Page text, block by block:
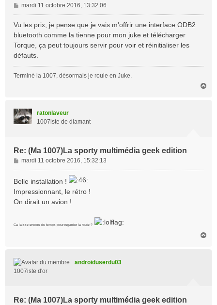
M
e
a
g
e
mardi 11 octobre 2016, 13:32:06
Vu les prix, je pense que je vais m'offrir une interface ODB2
bluetooth comme la tienne pour mon juke et télécharger
Torque, ça peut toujours servir pour voir et réinitialiser les
défauts.
Terminé la 1007, désormais je roule en Juke.
ratonlaveur
1007iste de diamant
Re: (Ma 1007)La sporty multimédia geek edition
M
e
s
a
g
mardi 11 octobre 2016, 15:32:13
Belle installation !
Impressionnant, le rétro !
On dirait un avion !
Ca laisse encore du temps pour regarder la route ?
androiduserdu03
1007iste d'or
Re: (Ma 1007)La sporty multimédia geek edition